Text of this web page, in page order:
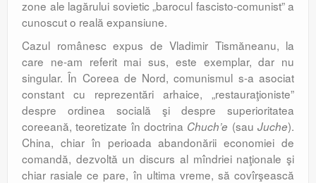
zone ale lagărului sovietic „barocul fascisto-comunist” a
cunoscut o reală expansiune.
Cazul românesc expus de Vladimir Tismăneanu, la
care ne-am referit mai sus, este exemplar, dar nu
singular. În Coreea de Nord, comunismul s-a asociat
constant cu reprezentări arhaice, „restauraţioniste”
despre ordinea socială şi despre superioritatea
coreeană, teoretizate în doctrina Chuch’e (sauJuche).
China, chiar în perioada abandonării economiei de
comandă, dezvoltă un discurs al mîndriei naţionale şi
chiar rasiale ce pare, în ultima vreme, să covîrşească